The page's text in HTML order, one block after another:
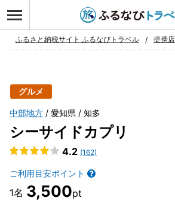
お気に入り
ふるさと納税サイト ふるなびトラベル 提携
グルメ
中部地方 愛知県 知多
シーサイドカプリ
4.2 (162)
ご利用目安ポイント
3,500